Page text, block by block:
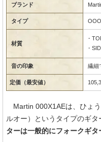
ブランド
タイプ
材質
・
・
音の印象 繊細
定価（最安値）
Martin 000X1AEは、ひょ
ルオー）というタイプのギタ
ターは一般的にフォークギタ